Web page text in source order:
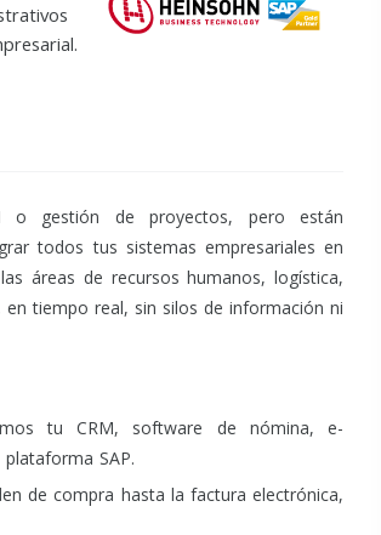
o gestión de proyectos, pero están
todos tus sistemas empresariales en
áreas de recursos humanos, logística,
tiempo real, sin silos de información ni
tu CRM, software de nómina, e-
SAP.
de compra hasta la factura electrónica,